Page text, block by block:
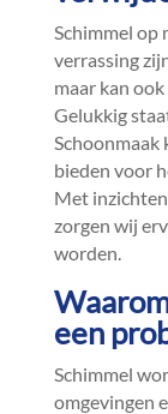
Schimmel op
verrassing
maar kan
Gelukkig
Schoonmaak
bieden voor
Met
zorgen wij
worden.​
een
Schimmel
omgevingen